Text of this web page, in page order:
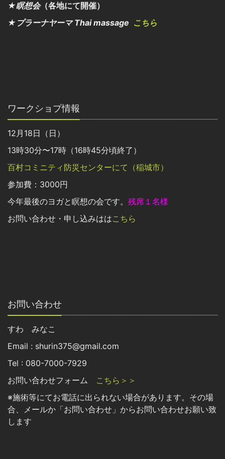
★瞑想会（各地にて開催）
★プラーナヤーマ Thai massage こちら
ワークショプ情報
12月18日（日）
13時30分〜17時（16時45分頃終了）
百村コミニティ防災センターにて（稲城市）
参加費：3000円
今年最後のヨガと瞑想の会です。 残席１名様
お問い合わせ・申し込みははこちら
お問い合わせ
すわ みなこ
Email : shurin375@gmail.com
Tel : 080-7000-7929
お問い合わせフォーム こちら＞＞
※施術等にてお電話に出られない場合があります。その場
合、メールか「お問い合わせ」からお問い合わせお願い致
します